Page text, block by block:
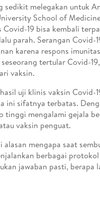
sedikit melegakan untuk
School of
19 bisa kembali
parah. Serangan Covid-
karena respons
tertular Covid-
vaksin.
uji klinis vaksin
ini sifatnya terbatas.
tinggi mengalami gejala
vaksin penguat.
mengapa saat
berbagai
jawaban pasti,